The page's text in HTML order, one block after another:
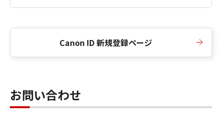
Canon ID 新規登録ページ
お問い合わせ